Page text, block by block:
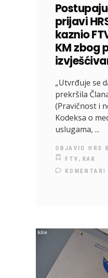
prijavi
kaznio
KM zbog
„Utvrđuje se
prekršila
(Pravičnost i
Kodeksa o
uslugama,
OBJAVIO
HRS
FTV , RAK
KOMENTARI